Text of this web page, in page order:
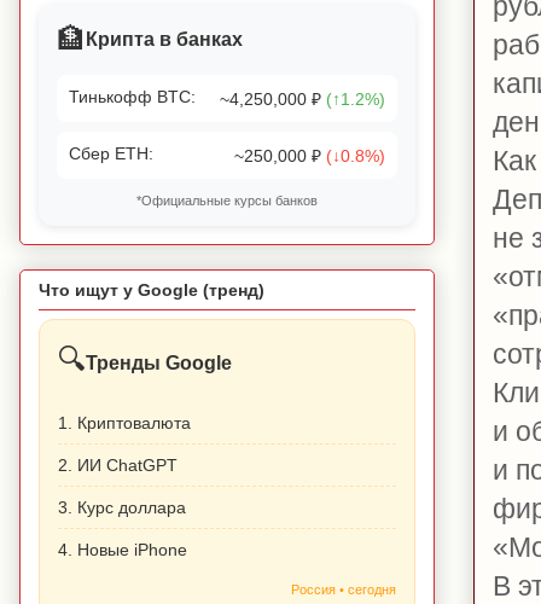
не
и
и
В
🏦 Крипта в банках
Тинькофф BTC: ~4,250,000 ₽ (↑1.2%)
Сбер ETH: ~250,000 ₽ (↓0.8%)
*Официальные курсы банков
Что ищут у Google (тренд)
🔍Тренды Google
1. Криптовалюта
2. ИИ ChatGPT
3. Курс доллара
4. Новые iPhone
Россия • сегодня